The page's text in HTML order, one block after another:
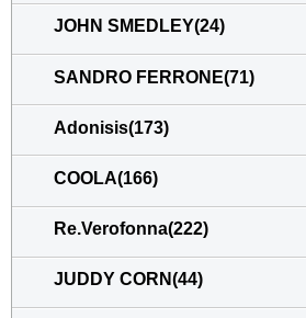
JOHN SMEDLEY(24)
SANDRO FERRONE(71)
Adonisis(173)
COOLA(166)
Re.Verofonna(222)
JUDDY CORN(44)